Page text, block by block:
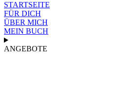
STARTSEITE
FÜR DICH
ÜBER MICH
MEIN BUCH
ANGEBOTE